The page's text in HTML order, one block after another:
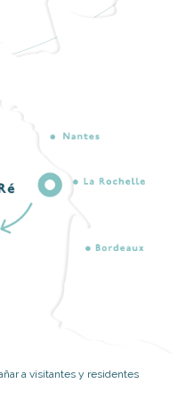
a visitantes y residentes